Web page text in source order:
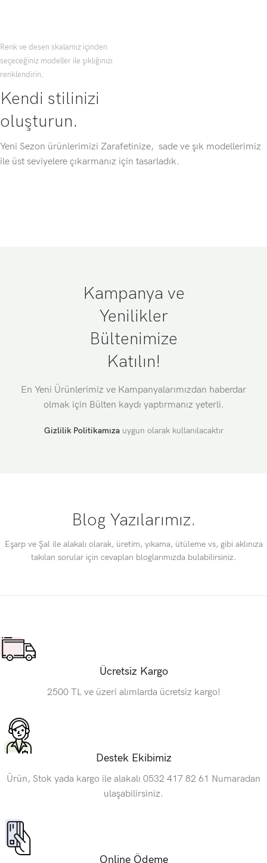
Renk ve desen skalamız içinden
seçeceğiniz modeller ile şıklığınızı
renklendirin.
Kendi stilinizi
oluşturun.
Yeni Sezon ürünlerimizi Zarafetinize, sade ve şık modellerimiz
ile üst seviyelere çıkarmanız için tasarladık.
Kampanya ve
Yenilikler
Bültenimize
Katılın!
En Yeni Ürünlerimiz ve Kampanyalarımızdan haberdar
olmak için Bülten kaydı yaptırmanız yeterli.
Gizlilik Politikamızauygun olarak kullanılacaktır
Blog Yazılarımız.
Eşarp ve Şal ile alakalı olarak, üretim, yıkama, ütüleme vs, gibi aklınıza
takılan sorular için cevapları bloglarımızda bulabilirsiniz.
Ücretsiz Kargo
2500 TL ve üzeri alımlarda ücretsiz kargo!
Destek Ekibimiz
Ürün, Stok yada kargo ile alakalı 0532 417 82 61 Numaradan
ulaşabilirsiniz.
Online Ödeme